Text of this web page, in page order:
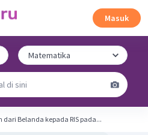
Masuk
Belanda kepada RIS pada...